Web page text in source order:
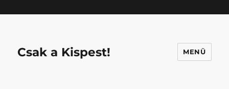
Csak a Kispest! MENÜ